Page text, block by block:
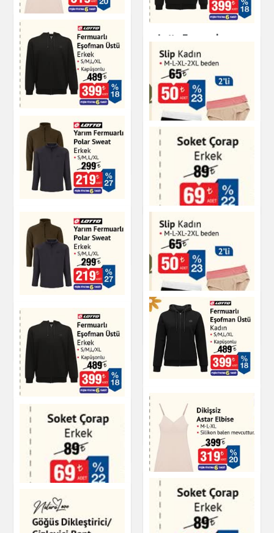
Dikişsiz Astar Elbise
Giyim
Lotto Fermuarlı
Eşofman Üstü Erkek
Kapüşonlu
Giyim
Fermuarlı Eşofman
Üstü Erkek
Giyim
Slip Kadın
Giyim
Yarım Fermuarlı
Polar Sweat
Giyim
Soket Çorap Erkek
Giyim
Yarım Fermuarlı
Polar Sweat Erkek
Giyim Slip Kadın
Giyim
Üstü Kadın
Giyim
Fermuarlı Eşofman
Üstü Erkek
Giyim
Dikişsiz Astar Elbise
Giyim